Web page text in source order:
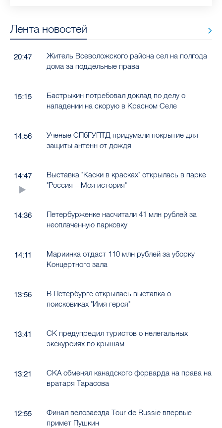
Лента новостей
20:47
Житель Всеволожского района сел на полгода
дома за поддельные права
15:15
Бастрыкин потребовал доклад по делу о
нападении на скорую в Красном Селе
14:56
Ученые СПбГУПТД придумали покрытие для
защиты антенн от дождя
14:47
Выставка "Каски в красках" открылась в парке
"Россия – Моя история"
14:36
Петербурженке насчитали 41 млн рублей за
неоплаченную парковку
14:11
Мариинка отдаст 110 млн рублей за уборку
Концертного зала
13:56
В Петербурге открылась выставка о
поисковиках "Имя героя"
13:41
СК предупредил туристов о нелегальных
экскурсиях по крышам
13:21
СКА обменял канадского форварда на права на
вратаря Тарасова
12:55
Финал велозаезда Tour de Russie впервые
примет Пушкин